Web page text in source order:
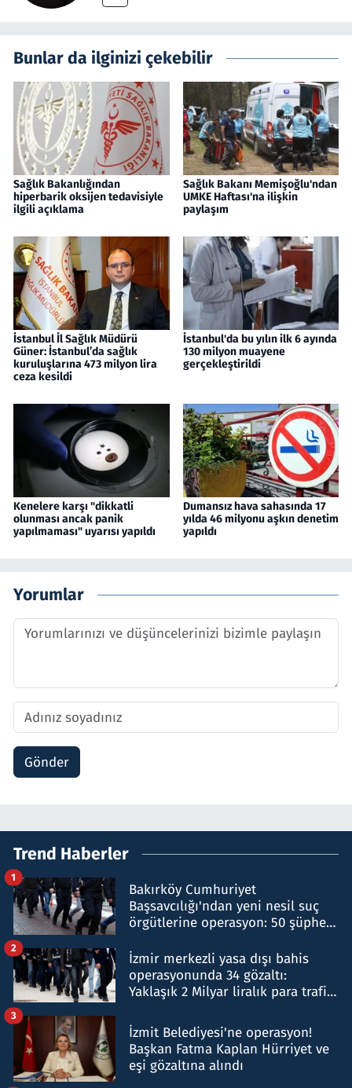
Bunlar da ilginizi çekebilir
Sağlık Bakanlığından
hiperbarik oksijen tedavisiyle
ilgili açıklama
Sağlık Bakanı Memişoğlu'ndan
UMKE Haftası'na ilişkin
paylaşım
İstanbul İl Sağlık Müdürü
Güner: İstanbul’da sağlık
kuruluşlarına 473 milyon lira
ceza kesildi
İstanbul'da bu yılın ilk 6 ayında
130 milyon muayene
gerçekleştirildi
Kenelere karşı "dikkatli
olunması ancak panik
yapılmaması" uyarısı yapıldı
Dumansız hava sahasında 17
yılda 46 milyonu aşkın denetim
yapıldı
Yorumlar
Gönder
Trend Haberler
Bakırköy Cumhuriyet
Başsavcılığı'ndan yeni nesil suç
örgütlerine operasyon: 50 şüpheli
1
İzmir merkezli yasa dışı bahis
operasyonunda 34 gözaltı:
Yaklaşık 2 Milyar liralık para trafiği
2
İzmit Belediyesi'ne operasyon!
Başkan Fatma Kaplan Hürriyet ve
eşi gözaltına alındı
3